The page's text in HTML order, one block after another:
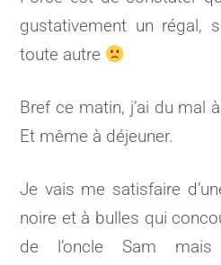
gustativement un régal,
toute autre
Bref ce matin, j’ai du mal
Et même à déjeuner.
Je vais me satisfaire
noire et à bulles qui
de l’oncle Sam